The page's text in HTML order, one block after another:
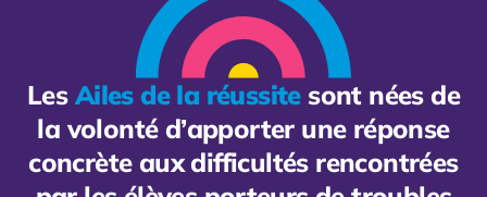
LesAiles de la réussitesont nées de
la volonté d’apporter une réponse
concrète aux difficultés rencontrées